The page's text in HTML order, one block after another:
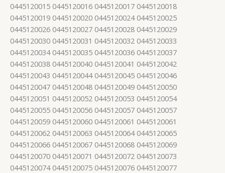
0445120015 0445120016 0445120017 0445120018
0445120019 0445120020 0445120024 0445120025
0445120026 0445120027 0445120028 0445120029
0445120030 0445120031 0445120032 0445120033
0445120034 0445120035 0445120036 0445120037
0445120038 0445120040 0445120041 0445120042
0445120043 0445120044 0445120045 0445120046
0445120047 0445120048 0445120049 0445120050
0445120051 0445120052 0445120053 0445120054
0445120055 0445120056 0445120057 0445120057
0445120059 0445120060 0445120061 0445120061
0445120062 0445120063 0445120064 0445120065
0445120066 0445120067 0445120068 0445120069
0445120070 0445120071 0445120072 0445120073
0445120074 0445120075 0445120076 0445120077